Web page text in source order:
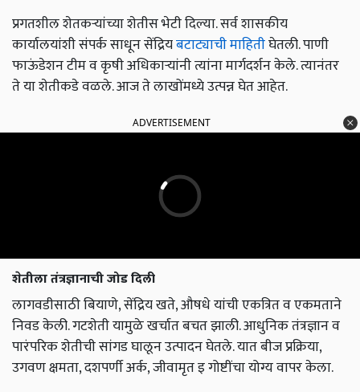
प्रगतशील शेतकर्‍यांच्या शेतीस भेटी दिल्या. सर्व शासकीय
कार्यालयांशी संपर्क साधून सेंद्रियबटाट्याची माहितीघेतली. पाणी
फाऊंडेशन टीम व कृषी अधिकार्‍यांनी त्यांना मार्गदर्शन केले. त्यानंतर
ते या शेतीकडे वळले. आज ते लाखोंमध्ये उत्पन्न घेत आहेत.
ADVERTISEMENT
शेतीला तंत्रज्ञानाची जोड दिली
लागवडीसाठी बियाणे, सेंद्रिय खते, औषधे यांची एकत्रित व एकमताने
निवड केली. गटशेती यामुळे खर्चात बचत झाली. आधुनिक तंत्रज्ञान व
पारंपरिक शेतीची सांगड घालून उत्पादन घेतले. यात बीज प्रक्रिया,
उगवण क्षमता, दशपर्णी अर्क, जीवामृत इ गोष्टींचा योग्य वापर केला.